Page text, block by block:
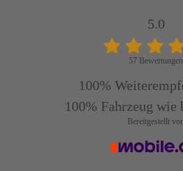
5.0
57 Bewertungen
100%
100% Fahrzeug wie
Bereitgestellt